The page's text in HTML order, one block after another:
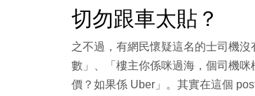
切勿跟車太貼？
之不過，有網民懷疑這名的士司機
數」、「樓主你係咪過海，個司機
價？如果係 Uber」。其實在這個